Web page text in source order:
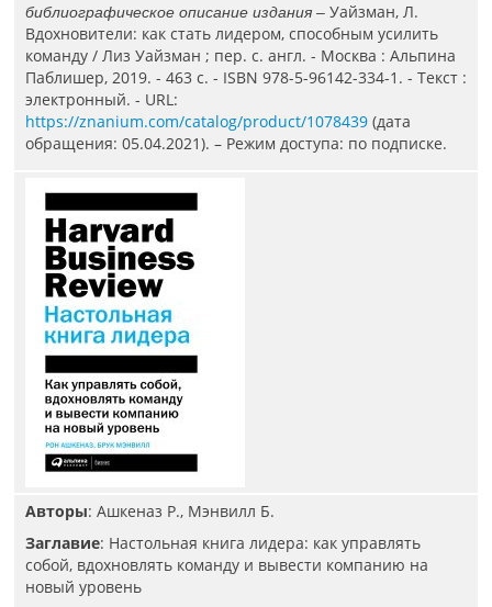
библиографическое описание издания – Уайзман, Л.
Вдохновители: как стать лидером, способным усилить
команду / Лиз Уайзман ; пер. с. англ. - Москва : Альпина
Паблишер, 2019. - 463 с. - ISBN 978-5-96142-334-1. - Текст :
электронный. - URL:
https://znanium.com/catalog/product/1078439 (дата
обращения: 05.04.2021). – Режим доступа: по подписке.
Авторы: Ашкеназ Р., Мэнвилл Б.
Заглавие: Настольная книга лидера: как управлять
собой, вдохновлять команду и вывести компанию на
новый уровень